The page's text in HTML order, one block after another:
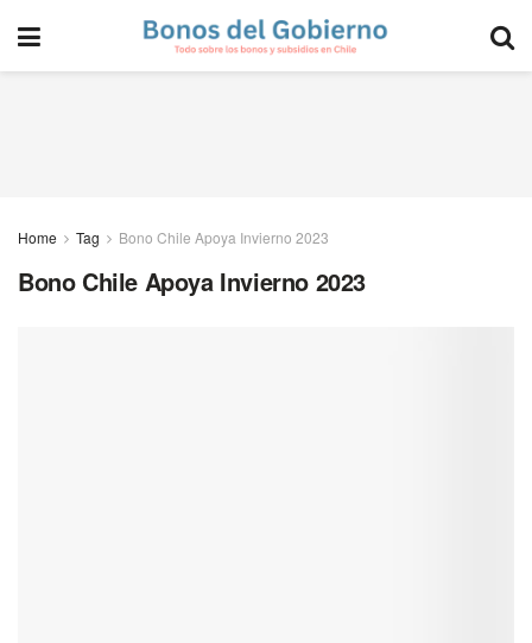
Home Tag Bono Chile Apoya Invierno 2023
Bono Chile Apoya Invierno 2023